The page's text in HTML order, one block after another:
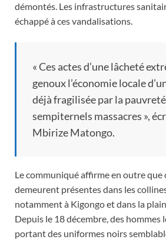
démontés. Les infrastructures
échappé à ces vandalisations.
« Ces actes d’une lâcheté
genoux l’économie locale
déjà fragilisée par la
sempiternels massacres »,
Mbirize Matongo.
Le communiqué affirme en outre que
demeurent présentes dans les
notamment à Kigongo et dans la
Depuis le 18 décembre, des
portant des uniformes noirs